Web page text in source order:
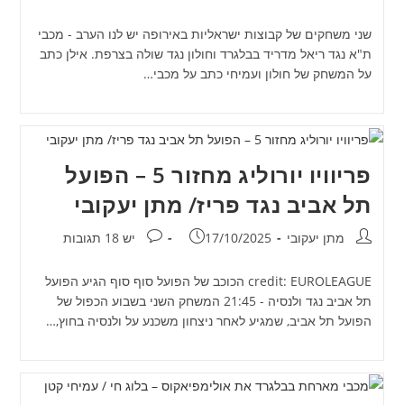
שני משחקים של קבוצות ישראליות באירופה יש לנו הערב - מכבי
ת"א נגד ריאל מדריד בבלגרד וחולון נגד שולה בצרפת. אילן כתב
על המשחק של חולון ועמיחי כתב על מכבי…
פריוויו יורוליג מחזור 5 – הפועל
תל אביב נגד פריז/ מתן יעקובי
מחבר:מתן יעקובי פורסם:
17/10/2025 תגובות:
יש 18 תגובות
credit: EUROLEAGUE הכוכב של הפועל סוף סוף הגיע הפועל
תל אביב נגד ולנסיה - 21:45 המשחק השני בשבוע הכפול של
הפועל תל אביב, שמגיע לאחר ניצחון משכנע על ולנסיה בחוץ,…